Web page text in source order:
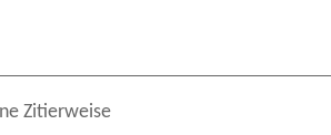
Zitierweise